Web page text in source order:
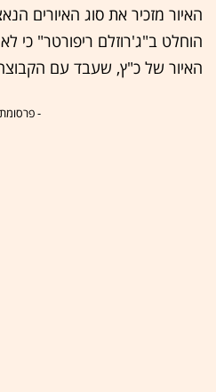
האיור מזכיר את סוג האיורים
הוחלט ב"ג'רוזלם ריפורטר" כי
האיור של כ"ץ, שעבד עם
-